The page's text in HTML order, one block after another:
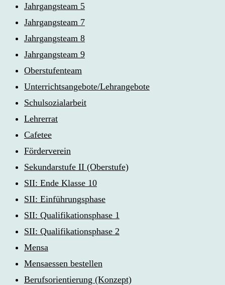
Jahrgangsteam 5
Jahrgangsteam 7
Jahrgangsteam 8
Jahrgangsteam 9
Oberstufenteam
Unterrichtsangebote/Lehrangebote
Schulsozialarbeit
Lehrerrat
Cafetee
Förderverein
Sekundarstufe II (Oberstufe)
SII: Ende Klasse 10
SII: Einführungsphase
SII: Qualifikationsphase 1
SII: Qualifikationsphase 2
Mensa
Mensaessen bestellen
Berufsorientierung (Konzept)